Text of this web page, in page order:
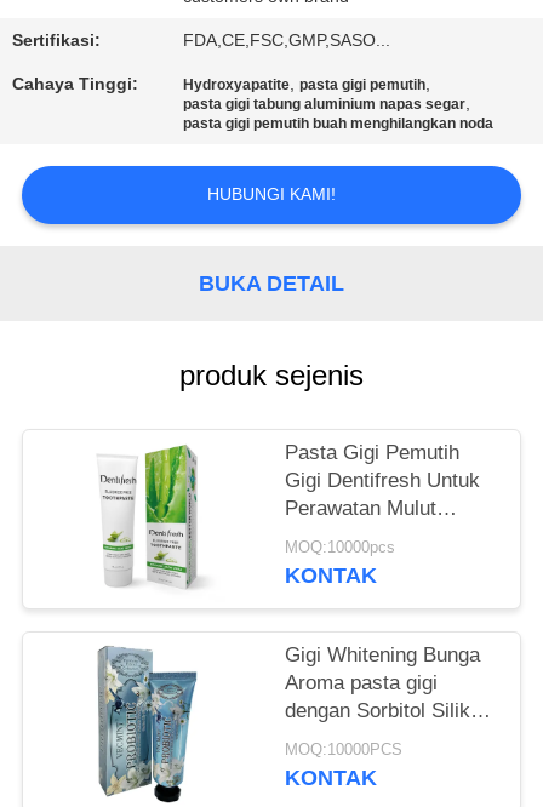
PERMINTAAN
PENAWARAN
PETA
Sertifikasi: FDA,CE,FSC,GMP,SASO...
Cahaya Tinggi: Hydroxyapatite,pasta gigi pemutih,
pasta gigi tabung aluminium napas segar,
pasta gigi pemutih buah menghilangkan noda
HUBUNGI KAMI!
BUKA DETAIL
produk sejenis
Pasta Gigi Pemutih
Gigi Dentifresh Untuk
Perawatan Mulut
Profesional Tidak
Beracun
MOQ:10000pcs
KONTAK
Gigi Whitening Bunga
Aroma pasta gigi
dengan Sorbitol Silikon
400g kertas putih
tabung Kotak
MOQ:10000PCS
KONTAK